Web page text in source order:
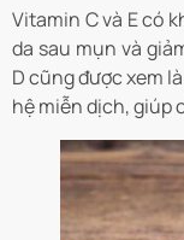
Vitamin C và E có
da sau mụn và
D cũng được xem
hệ miễn dịch, giúp